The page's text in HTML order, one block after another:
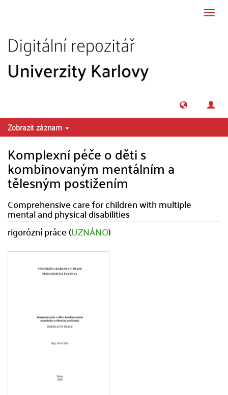
Zobrazit záznam
Komplexní péče o děti s
kombinovaným mentálním a
tělesným postižením
Comprehensive care for children with multiple
mental and physical disabilities
rigorózní práce (UZNÁNO)